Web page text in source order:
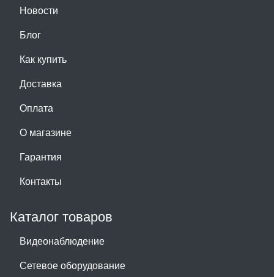
Новости
Блог
Как купить
Доставка
Оплата
О магазине
Гарантия
Контакты
Каталог товаров
Видеонаблюдение
Сетевое оборудование